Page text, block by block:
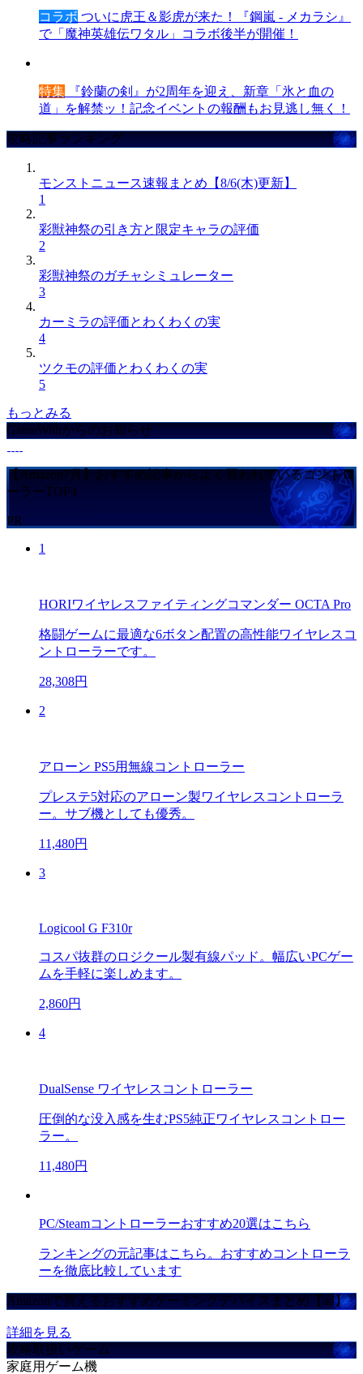
コラボ ついに虎王＆影虎が来た！『鋼嵐 - メカラシ』
で「魔神英雄伝ワタル」コラボ後半が開催！
特集 『鈴蘭の剣』が2周年を迎え、新章「氷と血の
道」を解禁ッ！記念イベントの報酬もお見逃し無く！
攻略記事ランキング
モンストニュース速報まとめ【8/6(木)更新】
1
彩獣神祭の引き方と限定キャラの評価
2
彩獣神祭のガチャシミュレーター
3
カーミラの評価とわくわくの実
4
ツクモの評価とわくわくの実
5
もっとみる
GameWithからのお知らせ
【Amazon7月】おすすめ記事からよく買われているコントロ
ーラーTOP4
PR
1
HORIワイヤレスファイティングコマンダー OCTA Pro
格闘ゲームに最適な6ボタン配置の高性能ワイヤレスコ
ントローラーです。
28,308円
2
アローン PS5用無線コントローラー
プレステ5対応のアローン製ワイヤレスコントローラ
ー。サブ機としても優秀。
11,480円
3
Logicool G F310r
コスパ抜群のロジクール製有線パッド。幅広いPCゲー
ムを手軽に楽しめます。
2,860円
4
DualSense ワイヤレスコントローラー
圧倒的な没入感を生むPS5純正ワイヤレスコントロー
ラー。
11,480円
PC/Steamコントローラーおすすめ20選はこちら
ランキングの元記事はこちら。おすすめコントローラ
ーを徹底比較しています
Amazonで買えるおすすめゲーミングデバイスまとめ【ad】
詳細を見る
攻略取扱いゲーム
家庭用ゲーム機